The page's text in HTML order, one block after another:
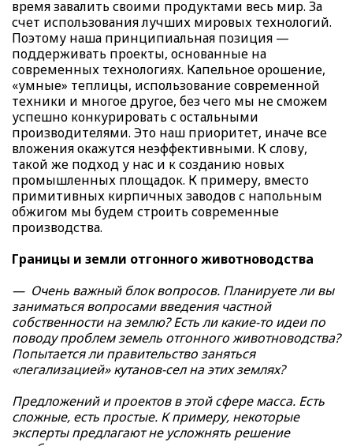
время завалить своими продуктами весь мир. За
счет использования лучших мировых технологий.
Поэтому наша принципиальная позиция —
поддерживать проекты, основанные на
современных технологиях. Капельное орошение,
«умные» теплицы, использование современной
техники и многое другое, без чего мы не сможем
успешно конкурировать с остальными
производителями. Это наш приоритет, иначе все
вложения окажутся неэффективными. К слову,
такой же подход у нас и к созданию новых
промышленных площадок. К примеру, вместо
примитивных кирпичных заводов с напольным
обжигом мы будем строить современные
производства.
Границы и земли отгонного животноводства
— Очень важный блок вопросов. Планируете ли вы
заниматься вопросами введения частной
собственности на землю? Есть ли какие-то идеи по
поводу проблем земель отгонного животноводства?
Попытается ли правительство заняться
«легализацией» кутанов-сел на этих землях?
Предложений и проектов в этой сфере масса. Есть
сложные, есть простые. К примеру, некоторые
эксперты предлагают не усложнять решение